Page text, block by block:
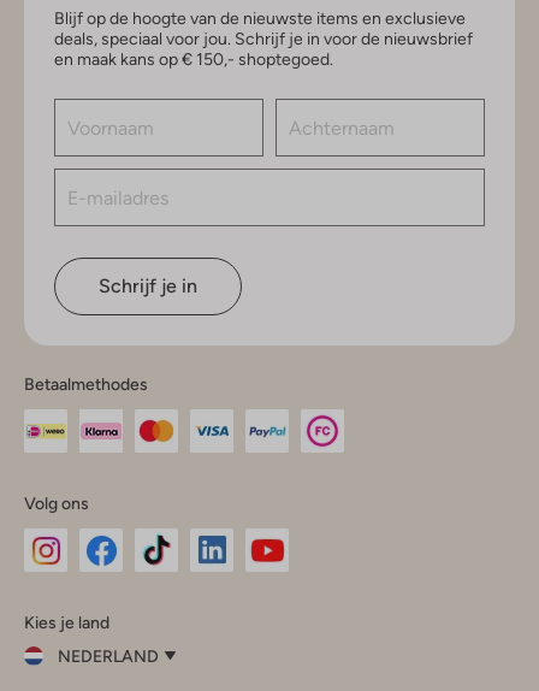
Blijf op de hoogte van de nieuwste items en exclusieve
deals, speciaal voor jou. Schrijf je in voor de nieuwsbrief
en maak kans op € 150,- shoptegoed.
Schrijf je in
Betaalmethodes
Volg ons
InstagramFacebook
Kies je land
NEDERLAND